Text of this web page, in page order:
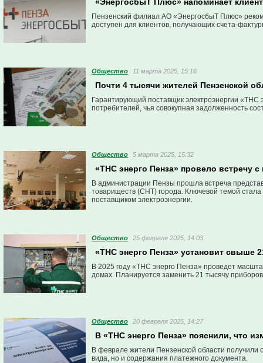
Пензенский филиал АО «ЭнергосбыТ Плюс»
доступен для клиентов, получающих счета-
Общество 11 марта 2025, 15:16
Почти 4 тысячи жителей Пензенской
Гарантирующий поставщик электроэнергии «ТНС
потребителей, чья совокупная задолженность
Общество 5 марта 2025, 15:32
«ТНС энерго Пенза» провело встречу
В администрации Пензы прошла встреча
товариществ (СНТ) города. Ключевой темой
поставщиком электроэнергии.
Общество 25 февраля 2025, 14:03
«ТНС энерго Пенза» установит свыше
В 2025 году «ТНС энерго Пенза» проведет
домах. Планируется заменить 21 тысячу
Общество 20 февраля 2025, 14:27
В «ТНС энерго Пенза» пояснили, что
В феврале жители Пензенской области получили
вида, но и содержания платежного документа.